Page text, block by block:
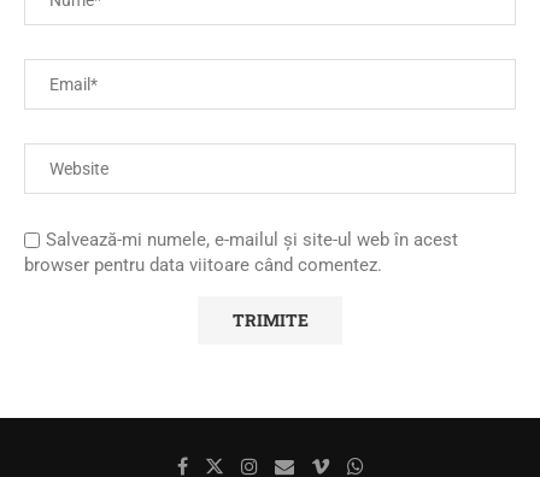
Salvează-mi numele, e-mailul și site-ul web în acest
browser pentru data viitoare când comentez.